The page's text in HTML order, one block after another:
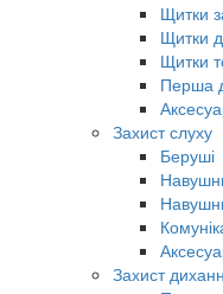
Щитки
Щитки
Щитки
Перша
Захист слуху
Беруші
Захист